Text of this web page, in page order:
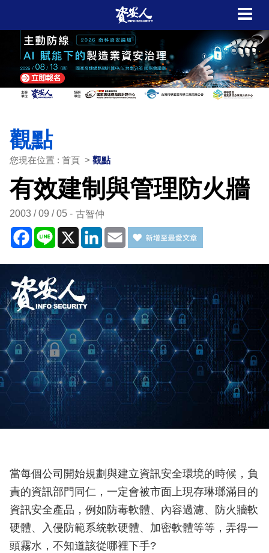
觀點
您現在位置 : 首頁 > 觀點
有效建制與管理防火牆
2003 / 09 / 05 古智仲
Facebook
Line X LinkedIn
Email
當每個公司開始規劃與建立資訊安全環境的時候，負
責的資訊部門同仁，一定會被市面上現存琳瑯滿目的
資訊安全產品，例如防毒軟體、內容過濾、防火牆軟
硬體、入侵防範系統軟硬體、加密軟體等等，弄得一
頭霧水，不知道該從哪裡下手?